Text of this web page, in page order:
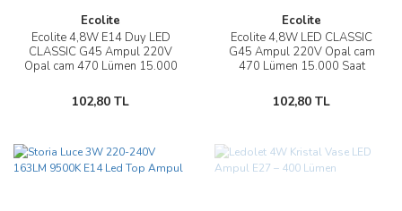
Ecolite
Ecolite 4,8W E14 Duy LED
CLASSIC G45 Ampul 220V
Opal cam 470 Lümen 15.000
102,80 TL
Ecolite
Ecolite 4,8W LED CLASSIC
G45 Ampul 220V Opal cam
470 Lümen 15.000 Saat
102,80 TL